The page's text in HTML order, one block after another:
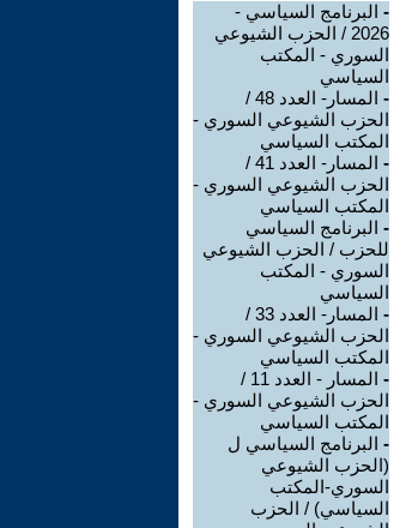
- البرنامج السياسي -
2026 / الحزب الشيوعي
السوري - المكتب
السياسي
-
المسار- العدد 48 /
الحزب الشيوعي السوري -
المكتب السياسي
-
المسار- العدد 41 /
الحزب الشيوعي السوري -
المكتب السياسي
- البرنامج السياسي
للحزب / الحزب الشيوعي
السوري - المكتب
السياسي
-
المسار- العدد 33 /
الحزب الشيوعي السوري -
المكتب السياسي
-
المسار - العدد 11 /
الحزب الشيوعي السوري -
المكتب السياسي
- البرنامج السياسي ل
(الحزب الشيوعي
السوري-المكتب
السياسي) / الحزب